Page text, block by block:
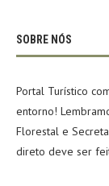
SOBRE NÓS
Portal Turístico
entorno!
Florestal e
direto deve ser